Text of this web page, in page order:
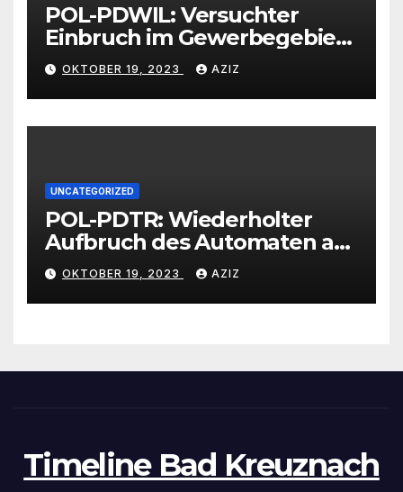
POL-PDWIL: Versuchter
Einbruch im Gewerbegebiet
Wittlich
OKTOBER 19, 2023 AZIZ
UNCATEGORIZED
POL-PDTR: Wiederholter
Aufbruch des Automaten am
Wohnmobilstellplatz in
Hermeskeil am Labachweg
OKTOBER 19, 2023 AZIZ
Timeline Bad Kreuznach